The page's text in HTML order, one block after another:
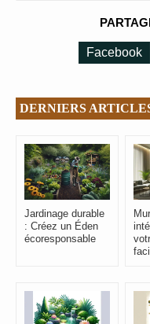
Facebook
DERNIERS
Jardinage durable
: Créez un Éden
écoresponsable